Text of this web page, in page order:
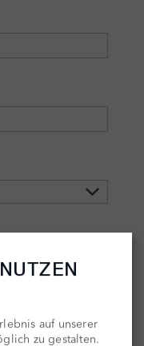
auf unserer
zu gestalten.